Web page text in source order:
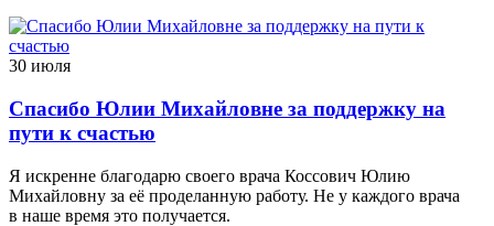
30 июля
Спасибо Юлии Михайловне за поддержку на
пути к счастью
Я искренне благодарю своего врача Коссович Юлию
Михайловну за её проделанную работу. Не у каждого врача
в наше время это получается.